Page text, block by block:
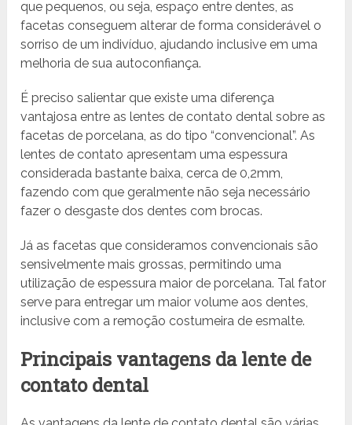
que pequenos, ou seja, espaço entre dentes, as
facetas conseguem alterar de forma considerável o
sorriso de um indivíduo, ajudando inclusive em uma
melhoria de sua autoconfiança.
É preciso salientar que existe uma diferença
vantajosa entre as lentes de contato dental sobre as
facetas de porcelana, as do tipo “convencional”. As
lentes de contato apresentam uma espessura
considerada bastante baixa, cerca de 0,2mm,
fazendo com que geralmente não seja necessário
fazer o desgaste dos dentes com brocas.
Já as facetas que consideramos convencionais são
sensivelmente mais grossas, permitindo uma
utilização de espessura maior de porcelana. Tal fator
serve para entregar um maior volume aos dentes,
inclusive com a remoção costumeira de esmalte.
Principais vantagens da lente de
contato dental